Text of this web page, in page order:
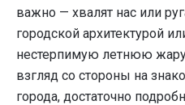
важно — хвалят нас или
городской архитектурой
нестерпимую летнюю
взгляд со стороны на
города, достаточно